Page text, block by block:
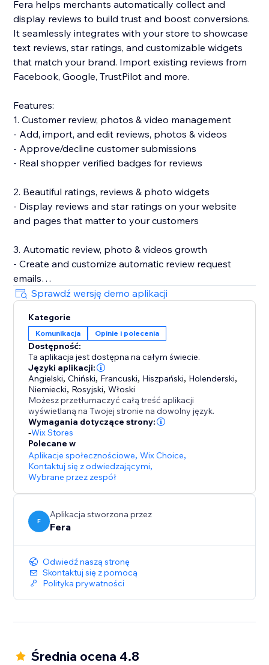
Fera helps merchants automatically collect and
display reviews to build trust and boost conversions.
It seamlessly integrates with your store to showcase
text reviews, star ratings, and customizable widgets
that match your brand. Import existing reviews from
Facebook, Google, TrustPilot and more.
Features:
1. Customer review, photos & video management
- Add, import, and edit reviews, photos & videos
- Approve/decline customer submissions
- Real shopper verified badges for reviews
2. Beautiful ratings, reviews & photo widgets
- Display reviews and star ratings on your website
and pages that matter to your customers
3. Automatic review, photo & videos growth
- Create and customize automatic review request
emails
- Incentivize review submissions with discounts (in-
app) or loyalty points (with Smile.io)
- Let customers leave reviews directly on your site
4. Search Engine (SEO) friendly reviews
- Show product ratings and reviews in Google and
other search engines
- Export your reviews to Google Shopping
Sprawdź wersję demo aplikacji
Kategorie
Komunikacja Opinie i polecenia
Dostępność:
Ta aplikacja jest dostępna na całym świecie.
Języki aplikacji:
Angielski,Chiński, Francuski, Hiszpański, Holenderski,
Niemiecki, Rosyjski,Włoski
Możesz przetłumaczyć całą treść aplikacji
wyświetlaną na Twojej stronie na dowolny język.
Wymagania dotyczące strony:
-Wix Stores
Polecane w
Aplikacje społecznościowe,Wix Choice,
Kontaktuj się z odwiedzającymi,
Wybrane przez zespół
F
Aplikacja stworzona przez
Fera
Odwiedź naszą stronę
Skontaktuj się z pomocą
Polityka prywatności
Średnia ocena 4.8